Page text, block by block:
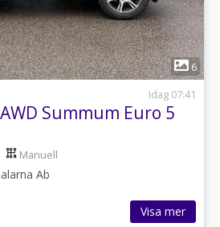
1
6
Idag 07:41
Summum Euro 5
Manuell
Ab
Visa mer